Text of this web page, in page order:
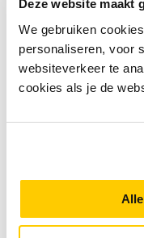
Deze website maakt
We gebruiken
personaliseren, voor
websiteverkeer te
cookies als je de
Vergelijk